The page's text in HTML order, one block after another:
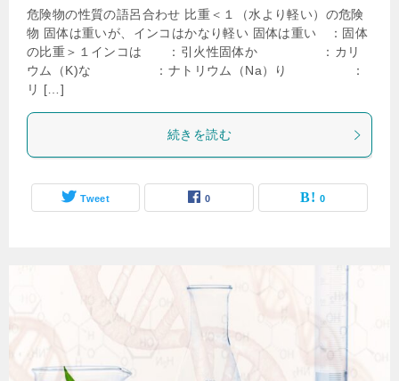
危険物の性質の語呂合わせ 比重＜１（水より軽い）の危険
物 固体は重いが、インコはかなり軽い 固体は重い ：固体
の比重＞１インコは ：引火性固体か ：カリ
ウム（K)な ：ナトリウム（Na）り ：
リ […]
続きを読む
Tweet 0 0